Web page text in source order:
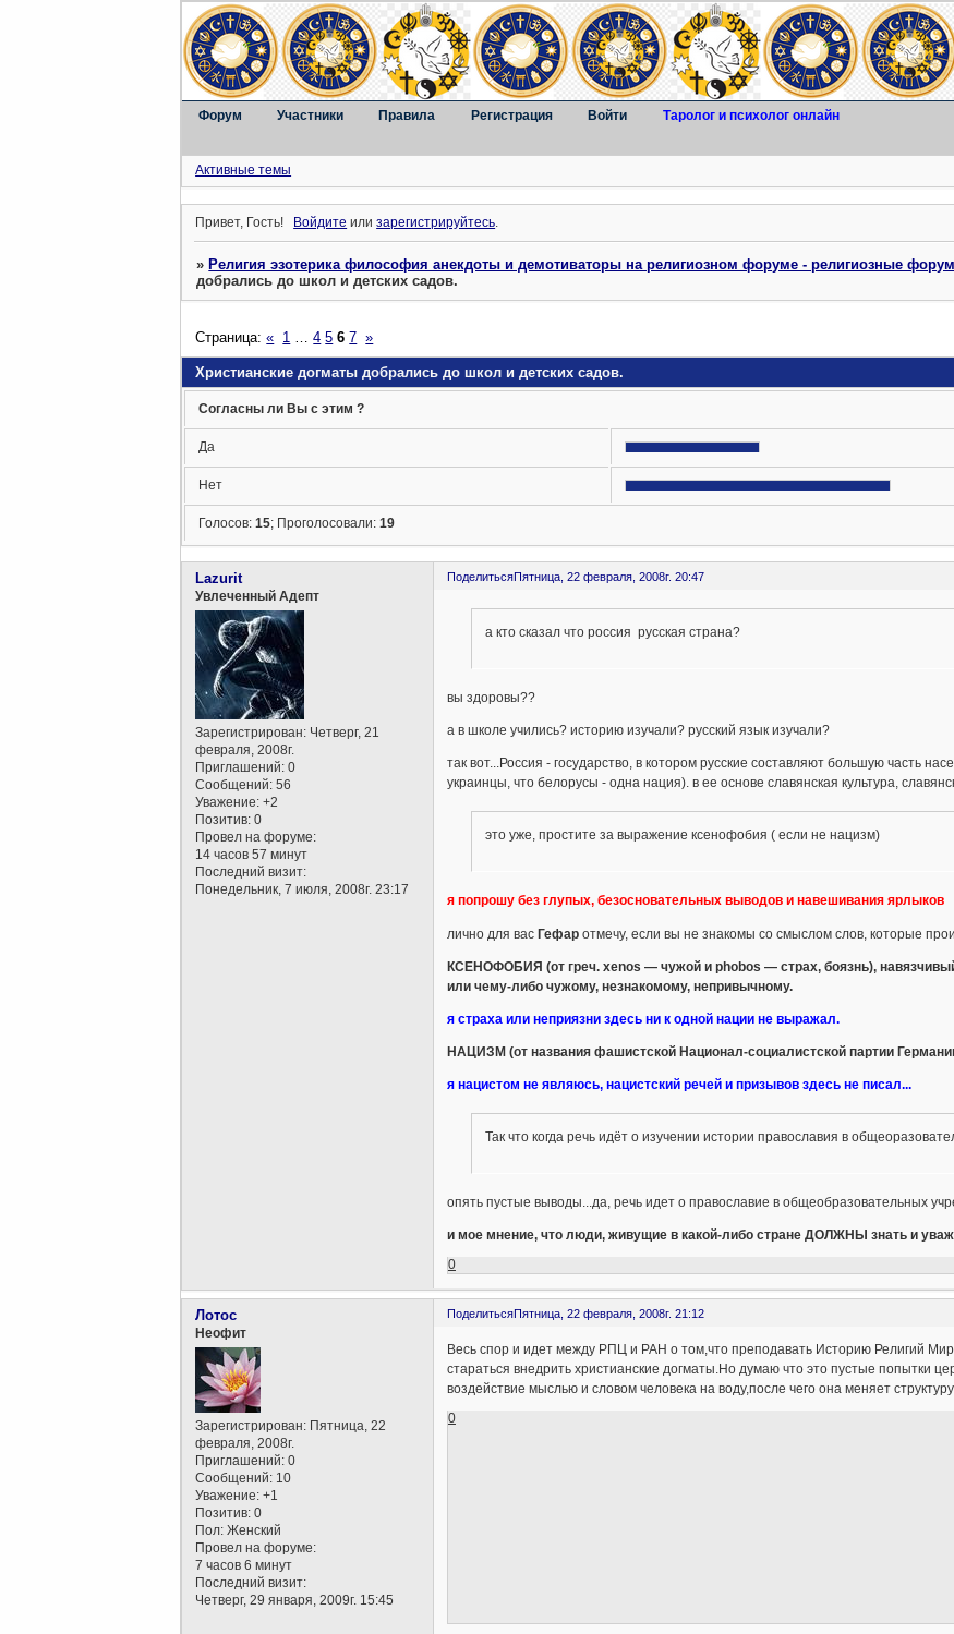
Форум Участники Правила Регистрация Войти Таролог и психолог онлайн
Активные темы
Привет, Гость! Войдите илизарегистрируйтесь.
»Религия эзотерика философия анекдоты и демотиваторы на религиозном форуме - религиозные
добрались до школ и детcких садов.
Христианские догматы добрались до школ и детcких садов.
Страница:« 1 4 5 6 7 »
Согласны ли Вы с этим ?
Да
Нет
Голосов:15; Проголосовали:19
ПоделитьсяПятница, 22 февраля, 2008г. 20:47
Lazurit
Увлеченный Адепт
Зарегистрирован: Четверг, 21
февраля, 2008г.
Приглашений: 0
Сообщений: 56
Уважение: +2
Позитив: 0
Провел на форуме:
14 часов 57 минут
Последний визит:
Понедельник, 7 июля, 2008г. 23:17
а кто сказал что россия русская страна?
вы здоровы??
а в школе учились? историю изучали? русский язык изучали?
так вот...Россия - государство, в котором русские составляют большую часть
украинцы, что белорусы - одна нация). в ее основе славянская культура,
это уже, простите за выражение ксенофобия ( если не нацизм)
я попрошу без глупых, безосновательных выводов и навешивания ярлыков
лично для вас Гефаротмечу, если вы не знакомы со смыслом слов, которые
КСЕНОФОБИЯ (от греч. xenos — чужой и phobos — страх, боязнь),
или чему-либо чужому, незнакомому, непривычному.
я страха или неприязни здесь ни к одной нации не выражал.
НАЦИЗМ (от названия фашистской Национал-социалистской партии
я нацистом не являюсь, нацистский речей и призывов здесь не писал...
Так что когда речь идёт о изучении истории православия в
опять пустые выводы...да, речь идет о православие в общеобразовательных
и мое мнение, что люди, живущие в какой-либо стране ДОЛЖНЫ знать и
0
ПоделитьсяПятница, 22 февраля, 2008г. 21:12
Лотос
Неофит
Зарегистрирован: Пятница, 22
февраля, 2008г.
Приглашений: 0
Сообщений: 10
Уважение: +1
Позитив: 0
Пол: Женский
Провел на форуме:
7 часов 6 минут
Последний визит:
Четверг, 29 января, 2009г. 15:45
Весь спор и идет между РПЦ и РАН о том,что преподавать Историю Религий
стараться внедрить христианские догматы.Но думаю что это пустые попытки
воздействие мыслью и словом человека на воду,после чего она меняет
0